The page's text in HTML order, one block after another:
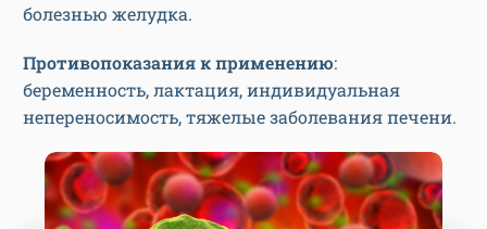
болезнью желудка.
Противопоказания к применению:
беременность, лактация, индивидуальная
непереносимость, тяжелые заболевания печени.